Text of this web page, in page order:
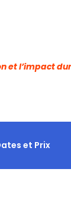
et l’impact
et Prix